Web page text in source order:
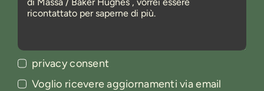
privacy consent
Voglio ricevere aggiornamenti via email